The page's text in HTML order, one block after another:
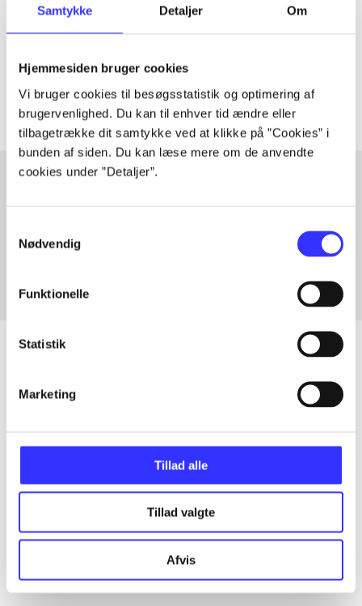
Samtykke Detaljer Om
Hjemmesiden bruger cookies
Vi bruger cookies til besøgsstatistik og optimering af
brugervenlighed. Du kan til enhver tid ændre eller
tilbagetrække dit samtykke ved at klikke på ”Cookies” i
bunden af siden. Du kan læse mere om de anvendte
cookies under ”Detaljer”.
Nødvendig
Funktionelle
Statistik
Marketing
Tillad alle
Tillad valgte
Afvis
Artiklerne i handler ofte om
Fra
Artikler